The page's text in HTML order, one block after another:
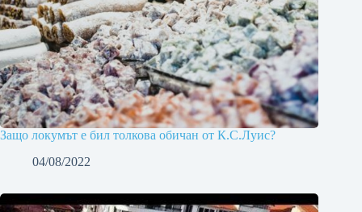
Защо локумът е бил толкова обичан от К.С.Луис?
04/08/2022